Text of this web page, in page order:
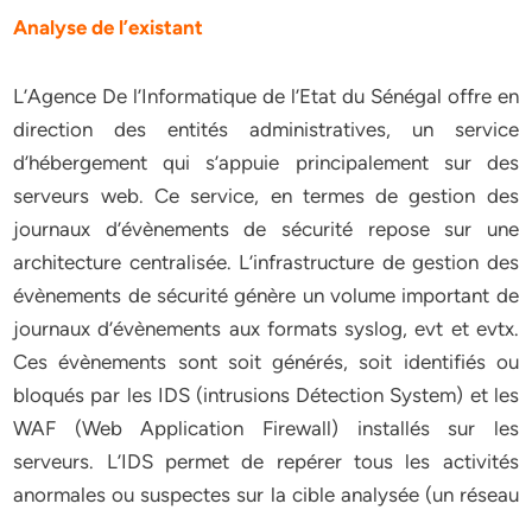
Analyse de l’existant
L’Agence De l’Informatique de l’Etat du Sénégal offre en
direction des entités administratives, un service
d’hébergement qui s’appuie principalement sur des
serveurs web. Ce service, en termes de gestion des
journaux d’évènements de sécurité repose sur une
architecture centralisée. L’infrastructure de gestion des
évènements de sécurité génère un volume important de
journaux d’évènements aux formats syslog, evt et evtx.
Ces évènements sont soit générés, soit identifiés ou
bloqués par les IDS (intrusions Détection System) et les
WAF (Web Application Firewall) installés sur les
serveurs. L’IDS permet de repérer tous les activités
anormales ou suspectes sur la cible analysée (un réseau